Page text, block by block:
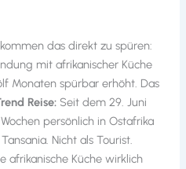
das direkt zu spüren:
mit afrikanischer Küche
Monaten spürbar erhöht. Das
Reise: Seit dem 29. Juni
persönlich in Ostafrika
Nicht als Tourist.
afrikanische Küche wirklich